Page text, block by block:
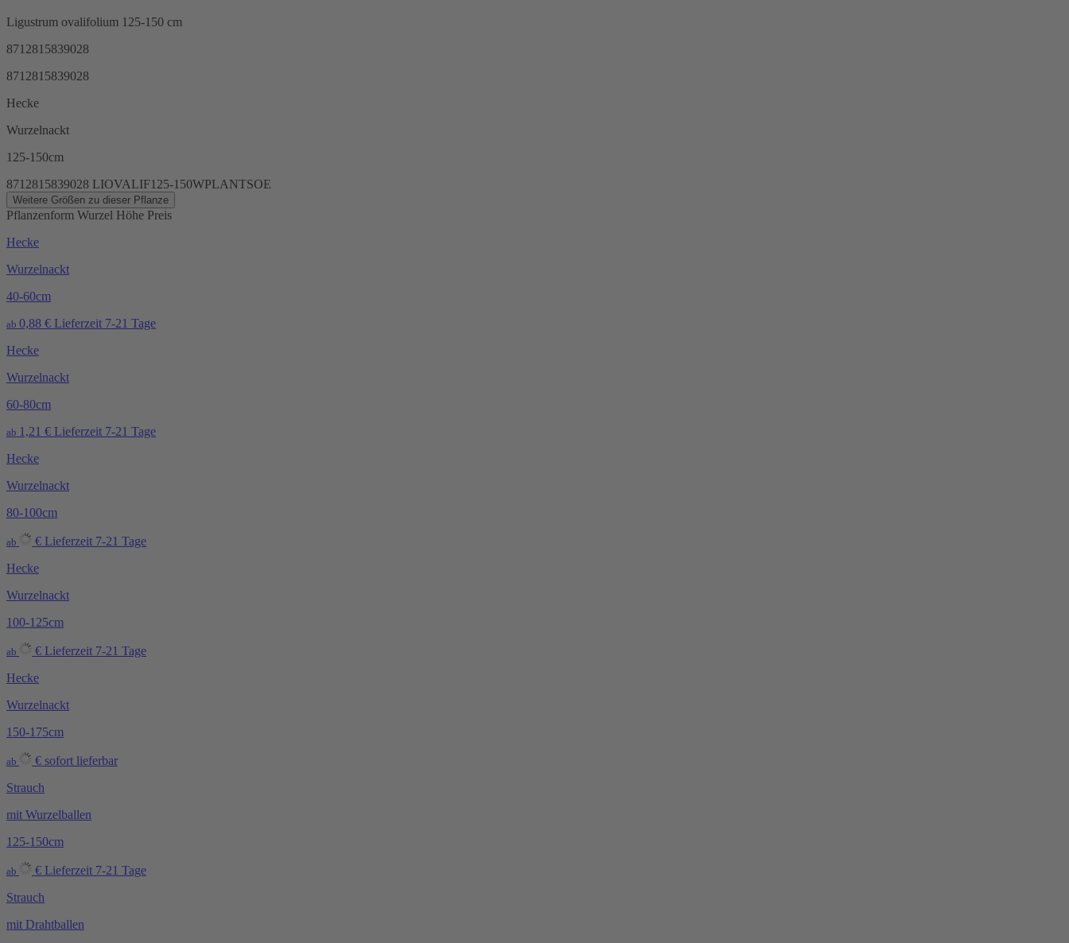
Ligustrum ovalifolium 125-150 cm
8712815839028
8712815839028
Hecke
Wurzelnackt
125-150cm
8712815839028 LIOVALIF125-150WPLANTSOE
Weitere Größen zu dieser Pflanze
Pflanzenform Wurzel Höhe Preis
Hecke
Wurzelnackt
40-60cm
ab 0,88 € Lieferzeit 7-21 Tage
Hecke
Wurzelnackt
60-80cm
ab 1,21 € Lieferzeit 7-21 Tage
Hecke
Wurzelnackt
80-100cm
ab € Lieferzeit 7-21 Tage
Hecke
Wurzelnackt
100-125cm
ab € Lieferzeit 7-21 Tage
Hecke
Wurzelnackt
150-175cm
ab € sofort lieferbar
Strauch
mit Wurzelballen
125-150cm
ab € Lieferzeit 7-21 Tage
Strauch
mit Drahtballen